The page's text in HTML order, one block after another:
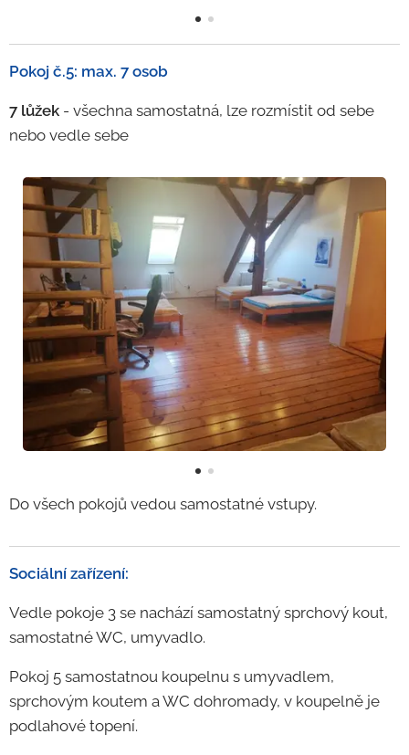
Pokoj č.5: max. 7 osob
7 lůžek - všechna samostatná, lze rozmístit od sebe
nebo vedle sebe
Do všech pokojů vedou samostatné vstupy.
Sociální zařízení:
Vedle pokoje 3 se nachází samostatný sprchový kout,
samostatné WC, umyvadlo.
Pokoj 5 samostatnou koupelnu s umyvadlem,
sprchovým koutem a WC dohromady, v koupelně je
podlahové topení.